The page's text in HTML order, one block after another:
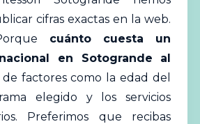
cifras exactas en la web.
cuánto cuesta un
en Sotogrande al
factores como la edad del
elegido y los servicios
Preferimos que recibas